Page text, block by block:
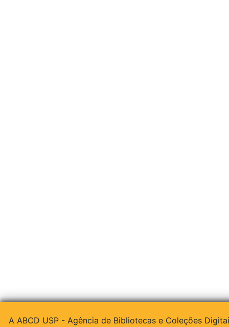
A ABCD USP - Agência de Bibliotecas e Coleções